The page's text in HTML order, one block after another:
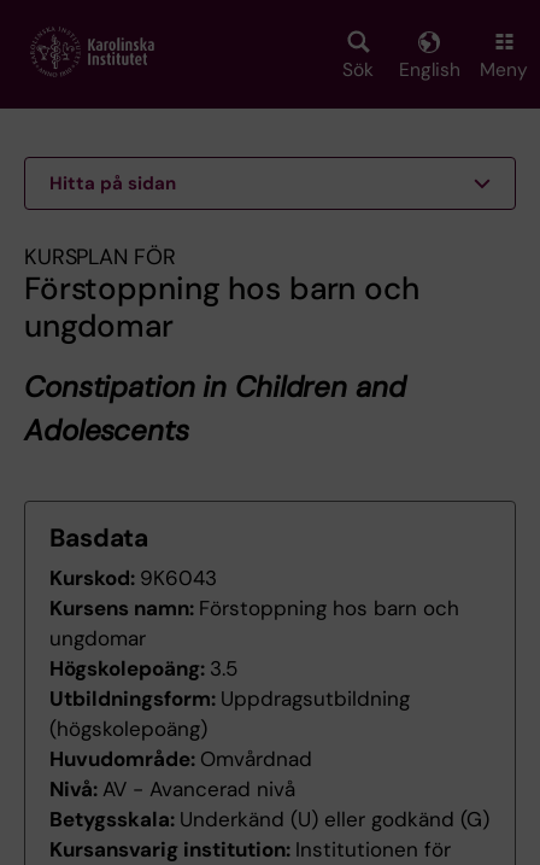
main
Sök English Meny
Hitta på sidan
KURSPLAN FÖR
Förstoppning hos barn och
ungdomar
Constipation in Children and
Adolescents
Basdata
Kurskod: 9K6043
Kursens namn: Förstoppning hos barn och
ungdomar
Högskolepoäng: 3.5
Utbildningsform: Uppdragsutbildning
(högskolepoäng)
Huvudområde: Omvårdnad
Nivå: AV - Avancerad nivå
Betygsskala: Underkänd (U) eller godkänd (G)
Kursansvarig institution: Institutionen för